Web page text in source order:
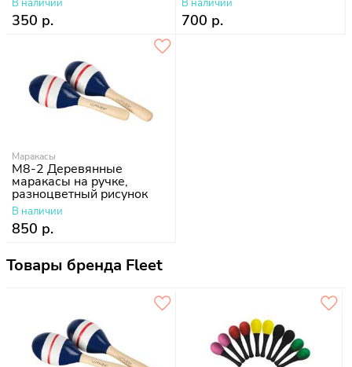
В наличии
350 р.
В наличии
700 р.
Маракасы
M8-2 Деревянные
маракасы на ручке,
разноцветный рисунок
Fleet
В наличии
850 р.
Товары бренда Fleet